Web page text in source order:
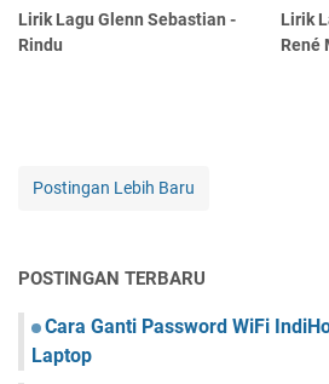
Lirik Lagu Glenn Sebastian -
Rindu
Lirik
René
Postingan Lebih Baru
POSTINGAN TERBARU
Cara Ganti Password WiFi
Laptop